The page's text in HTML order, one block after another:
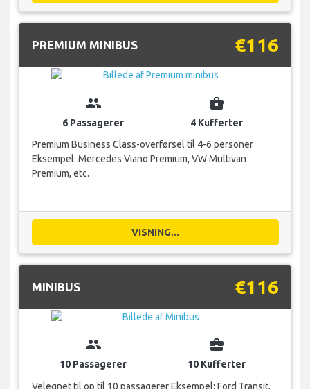
PREMIUM MINIBUS €116
group
6 Passagerer
business_center
4 Kufferter
Premium Business Class-overførsel til 4-6 personer
Eksempel: Mercedes Viano Premium, VW Multivan
Premium, etc.
VISNING...
MINIBUS €116
group
10 Passagerer
business_center
10 Kufferter
Velegnet til op til 10 passagerer Eksempel: Ford Transit,